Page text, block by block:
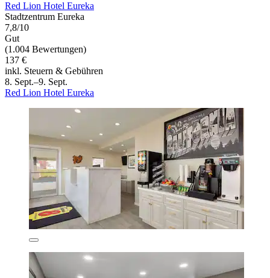
Red Lion Hotel Eureka
Stadtzentrum Eureka
7,8/10
Gut
(1.004 Bewertungen)
137 €
inkl. Steuern & Gebühren
8. Sept.–9. Sept.
Red Lion Hotel Eureka